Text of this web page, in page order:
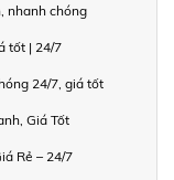
nhanh chóng
tốt | 24/7
24/7, giá tốt
Giá Tốt
Rẻ – 24/7